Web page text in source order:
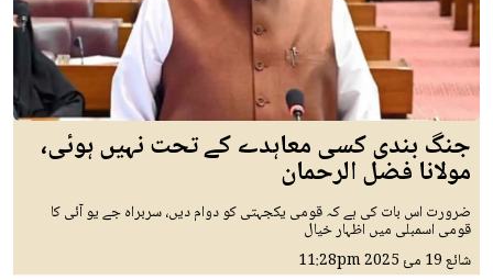
جنگ بندی کسی معاہدے کے تحت نہیں ہوئی،
مولانا فضل الرحمان
ضرورت اس بات کی ہے کہ قومی یکجہتی کو دوام دیں، سربراہ جے یو آئی کا
قومی اسمبلی میں اظہار خیال
شائع19 مئ 2025 11:28pm